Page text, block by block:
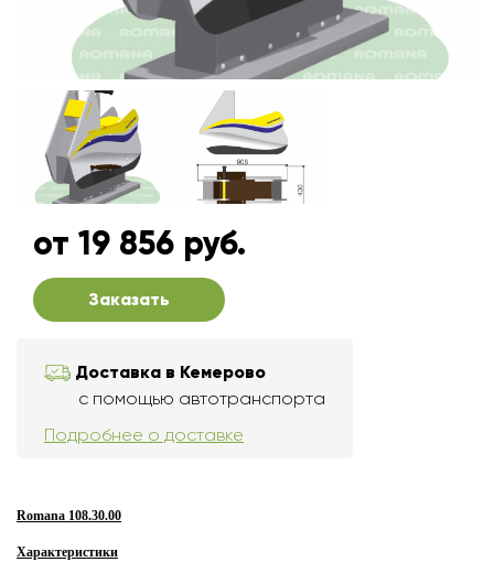
от 19 856 руб.
Заказать
Доставка в Кемерово
с помощью автотранспорта
Подробнее о доставке
Romana 108.30.00
Характеристики